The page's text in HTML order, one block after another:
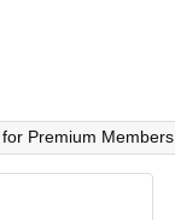
for Premium Members